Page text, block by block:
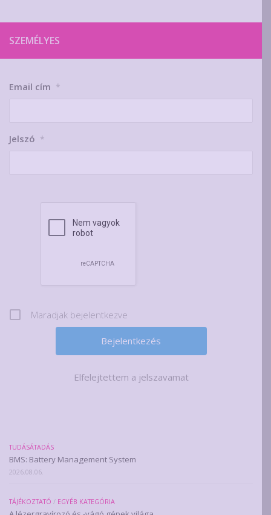
SZEMÉLYES
Email cím *
Jelszó *
Maradjak bejelentkezve
Elfelejtettem a jelszavamat
TUDÁSÁTADÁS
BMS: Battery Management System
2026.08.06.
TÁJÉKOZTATÓ / EGYÉB KATEGÓRIA